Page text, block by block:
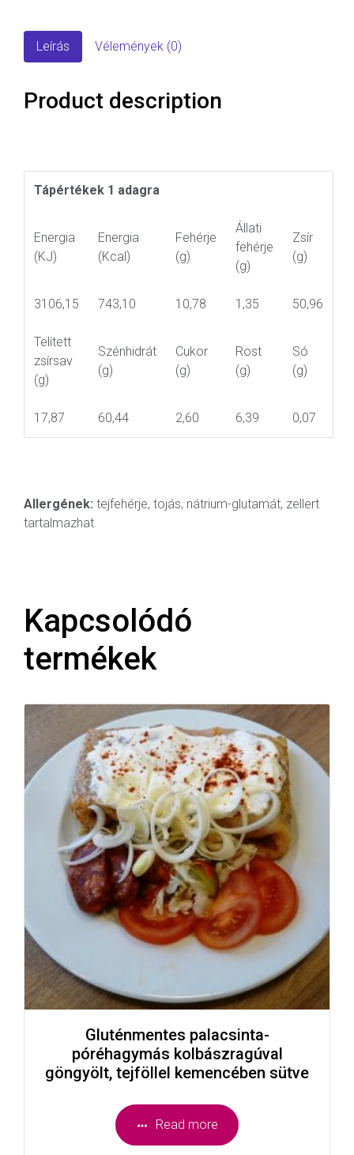
Leírás Vélemények (0)
Product description
Tápértékek 1 adagra
Energia
(KJ)
Energia
(Kcal)
Fehérje
(g)
Állati
fehérje
(g)
Zsír
(g)
3106,15 743,10 10,78 1,35 50,96
Telített
zsírsav
(g)
Szénhidrát
(g)
Cukor
(g)
Rost
(g)
Só
(g)
17,87 60,44 2,60 6,39 0,07
Allergének: tejfehérje, tojás, nátrium-glutamát, zellert
tartalmazhat
Kapcsolódó
termékek
Gluténmentes palacsinta-
póréhagymás kolbászragúval
göngyölt, tejföllel kemencében sütve
Read more